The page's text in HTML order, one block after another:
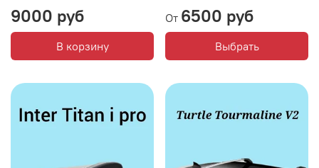
9000 руб
В корзину
От 6500 руб
Выбрать